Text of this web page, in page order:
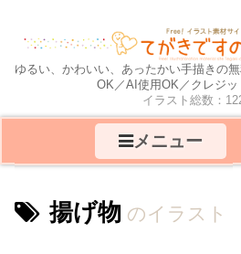
ゆるい、かわいい、あったかい手描きの
OK／AI使用OK／クレジ
イラスト総数：
メニュー
揚げ物